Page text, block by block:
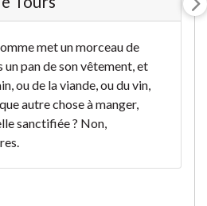
met un morceau de
pan de son vêtement, et
ou de la viande, ou du vin,
autre chose à manger,
sanctifiée ? Non,
.